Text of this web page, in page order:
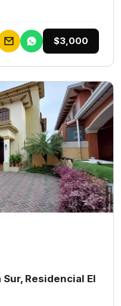
$3,000
Residencial El